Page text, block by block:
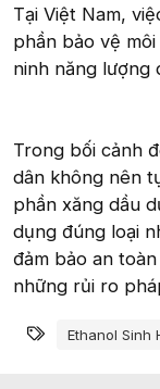
Tại Việt Nam,
phần bảo vệ
ninh năng lượng
Trong bối cảnh
dân không nên
phần xăng dầu
dụng đúng loại
đảm bảo an
những rủi ro
Từ khóa
Ethanol Sinh